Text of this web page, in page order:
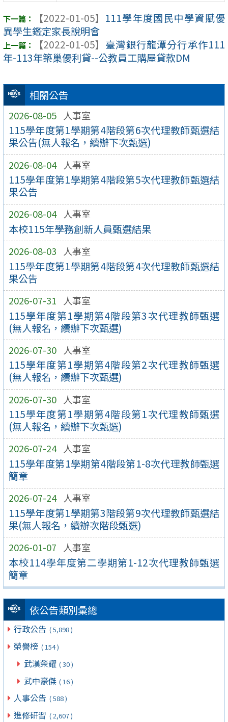
相關公告
2026-08-05 人事室
115學年度第1學期第4階段第6次代理教師甄選結
果公告(無人報名，續辦下次甄選)
2026-08-04 人事室
115學年度第1學期第4階段第5次代理教師甄選結
果公告
2026-08-04 人事室
本校115年學務創新人員甄選結果
2026-08-03 人事室
115學年度第1學期第4階段第4次代理教師甄選結
果公告
2026-07-31 人事室
115學年度第1學期第4階段第3次代理教師甄選
(無人報名，續辦下次甄選)
2026-07-30 人事室
115學年度第1學期第4階段第2次代理教師甄選
(無人報名，續辦下次甄選)
2026-07-30 人事室
115學年度第1學期第4階段第1次代理教師甄選
(無人報名，續辦下次甄選)
2026-07-24 人事室
115學年度第1學期第4階段第1-8次代理教師甄選
簡章
2026-07-24 人事室
115學年度第1學期第3階段第9次代理教師甄選結
果(無人報名，續辦次階段甄選)
2026-01-07 人事室
本校114學年度第二學期第1-12次代理教師甄選
簡章
依公告類別彙總
行政公告 ( 5,898 )
榮譽榜 ( 154 )
武漢榮耀 ( 30 )
武中豪傑 ( 16 )
人事公告 ( 588 )
進修研習 ( 2,607 )
【2022-01-05】 111學年度國民中學資賦優
異學生鑑定家長說明會
【2022-01-05】 臺灣銀行龍潭分行承作111
年-113年築巢優利貸--公教員工購屋貸款DM